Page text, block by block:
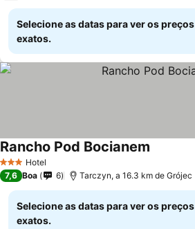
Selecione as datas para ver os preços
exatos.
3 EstrelasHotel
Rancho Pod Bocianem
7,6 Boa 6 Tarczyn, a 16.3 km de Grójec
Selecione as datas para ver os preços
exatos.